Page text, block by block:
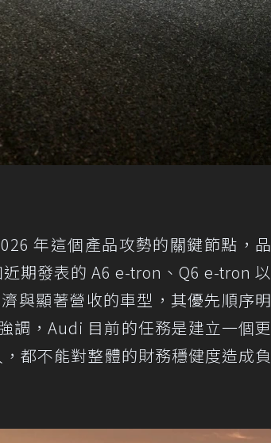
年這個產品攻勢的關鍵節點，品
期發表的 A6 e-tron、Q6 e-tron 以
與顯著營收的車型，其優先順序明
調，Audi 目前的任務是建立一個更
都不能對整體的財務穩健度造成負